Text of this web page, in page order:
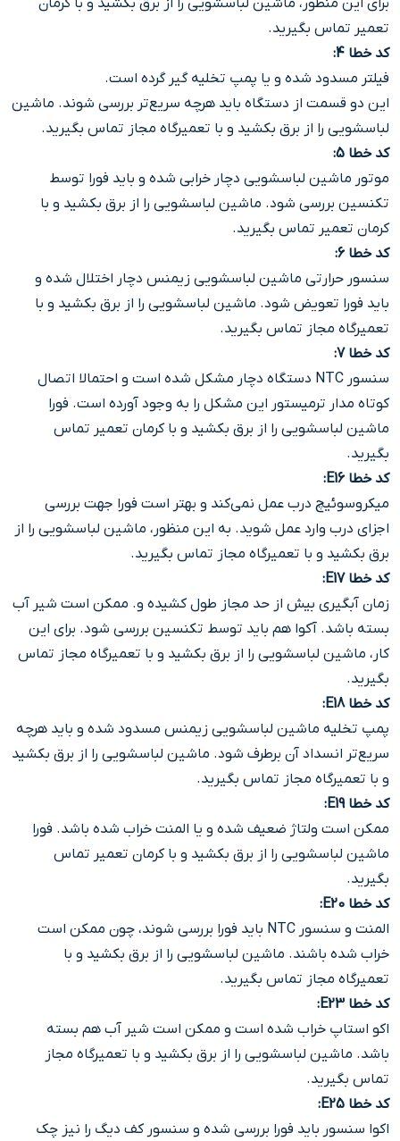
برای این منظور، ماشین لباسشویی را از برق بکشید و با کرمان
تعمیر تماس بگیرید.
کد خطا 4:
فیلتر مسدود شده و یا پمپ تخلیه گیر گرده است.
این دو قسمت از دستگاه باید هرچه سریع‌تر بررسی شوند. ماشین
لباسشویی را از برق بکشید و با تعمیرگاه مجاز تماس بگیرید.
کد خطا 5:
موتور ماشین لباسشویی دچار خرابی شده و باید فورا توسط
تکنسین بررسی شود. ماشین لباسشویی را از برق بکشید و با
کرمان تعمیر تماس بگیرید.
کد خطا 6:
سنسور حرارتی ماشین لباسشویی زیمنس دچار اختلال شده و
باید فورا تعویض شود. ماشین لباسشویی را از برق بکشید و با
تعمیرگاه مجاز تماس بگیرید.
کد خطا 7:
سنسور NTC دستگاه دچار مشکل شده است و احتمالا اتصال
کوتاه مدار ترمیستور این مشکل را به وجود آورده است. فورا
ماشین لباسشویی را از برق بکشید و با کرمان تعمیر تماس
بگیرید.
کد خطا E16:
میکروسوئیچ درب عمل نمی‌کند و بهتر است فورا جهت بررسی
اجزای درب وارد عمل شوید. به این منظور، ماشین لباسشویی را از
برق بکشید و با تعمیرگاه مجاز تماس بگیرید.
کد خطا E17:
زمان آبگیری بیش از حد مجاز طول کشیده و. ممکن است شیر آب
بسته باشد. آکوا هم باید توسط تکنسین بررسی شود. برای این
کار، ماشین لباسشویی را از برق بکشید و با تعمیرگاه مجاز تماس
بگیرید.
کد خطا E18
:
پمپ تخلیه ماشین لباسشویی زیمنس مسدود شده و باید هرچه
سریع‌تر انسداد آن برطرف شود. ماشین لباسشویی را از برق بکشید
و با تعمیرگاه مجاز تماس بگیرید.
کد خطا E19
:
ممکن است ولتاژ ضعیف شده و یا المنت خراب شده باشد. فورا
ماشین لباسشویی را از برق بکشید و با کرمان تعمیر تماس
بگیرید.
کد خطا E20
:
المنت و سنسور NTC باید فورا بررسی شوند، چون ممکن است
خراب شده باشند. ماشین لباسشویی را از برق بکشید و با
تعمیرگاه مجاز تماس بگیرید.
کد خطا E23
:
اکو استاپ خراب شده است و ممکن است شیر آب هم بسته
باشد. ماشین لباسشویی را از برق بکشید و با تعمیرگاه مجاز
تماس بگیرید.
کد خطا E25
:
اکوا سنسور باید فورا بررسی شده و سنسور کف دیگ را نیز چک